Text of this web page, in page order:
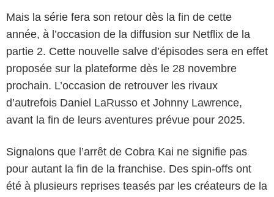
Mais la série fera son retour dès la fin de cette
année, à l’occasion de la diffusion sur Netflix de la
partie 2. Cette nouvelle salve d’épisodes sera en effet
proposée sur la plateforme dès le 28 novembre
prochain. L’occasion de retrouver les rivaux
d’autrefois Daniel LaRusso et Johnny Lawrence,
avant la fin de leurs aventures prévue pour 2025.
Signalons que l’arrêt de Cobra Kai ne signifie pas
pour autant la fin de la franchise. Des spin-offs ont
été à plusieurs reprises teasés par les créateurs de la